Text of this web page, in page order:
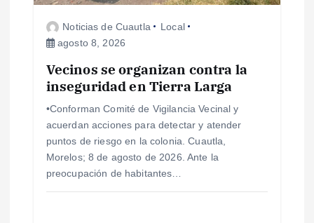
Noticias de Cuautla
Local
agosto 8, 2026
Vecinos se organizan contra la
inseguridad en Tierra Larga
•Conforman Comité de Vigilancia Vecinal y
acuerdan acciones para detectar y atender
puntos de riesgo en la colonia. Cuautla,
Morelos; 8 de agosto de 2026. Ante la
preocupación de habitantes…